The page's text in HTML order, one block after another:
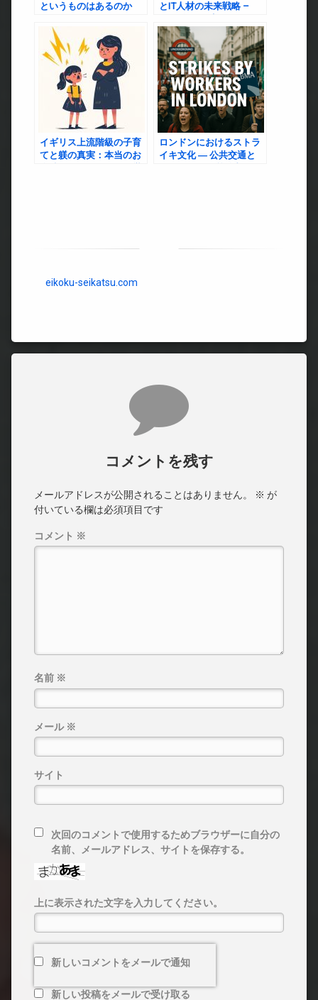
というものはあるのか
とIT人材の未来戦略 –
取るべき道
イギリス上流階級の子育
てと躾の真実：本当のお
ロンドンにおけるストラ
イキ文化 ― 公共交通と
eikoku-seikatsu.com
コメントを残す
メールアドレスが公開されることはありません。 ※ が
付いている欄は必須項目です
コメント ※
名前 ※
メール ※
サイト
次回のコメントで使用するためブラウザーに自分の
名前、メールアドレス、サイトを保存する。
上に表示された文字を入力してください。
新しいコメントをメールで通知
新しい投稿をメールで受け取る